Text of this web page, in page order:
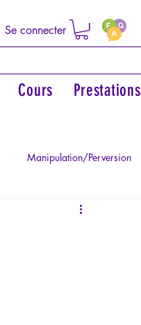
Se connecter
Cours Prestations
Manipulation/Perversion